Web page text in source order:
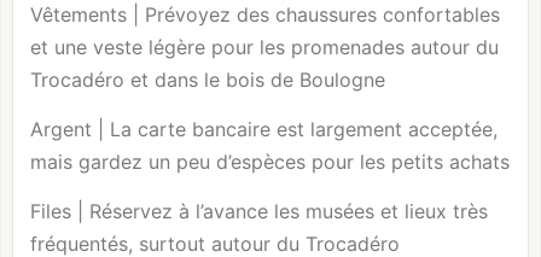
Vêtements | Prévoyez des chaussures confortables
et une veste légère pour les promenades autour du
Trocadéro et dans le bois de Boulogne
Argent | La carte bancaire est largement acceptée,
mais gardez un peu d’espèces pour les petits achats
Files | Réservez à l’avance les musées et lieux très
fréquentés, surtout autour du Trocadéro